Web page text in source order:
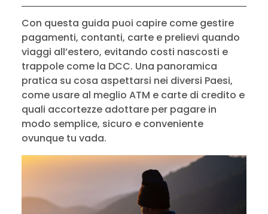
Con questa guida puoi capire come gestire
pagamenti, contanti, carte e prelievi quando
viaggi all’estero, evitando costi nascosti e
trappole come la DCC. Una panoramica
pratica su cosa aspettarsi nei diversi Paesi,
come usare al meglio ATM e carte di credito e
quali accortezze adottare per pagare in
modo semplice, sicuro e conveniente
ovunque tu vada.